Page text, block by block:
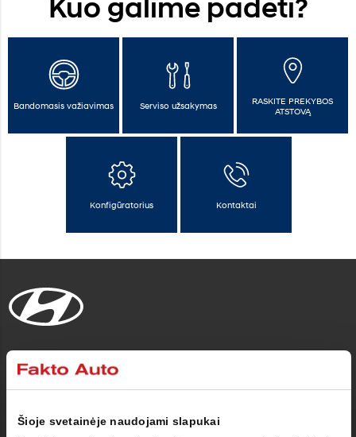
Šioje svetainėje naudojami slapukai
Kuo galime padėti?
Bandomasis važiavimas Serviso užsakymas
RASKITE PREKYBOS
ATSTOVĄ
Konfigūratorius Kontaktai
Automobiliai
Pirkėjui